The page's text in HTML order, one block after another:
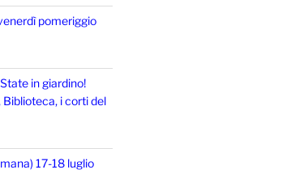
pomeriggio
in giardino!
i corti del
17-18 luglio